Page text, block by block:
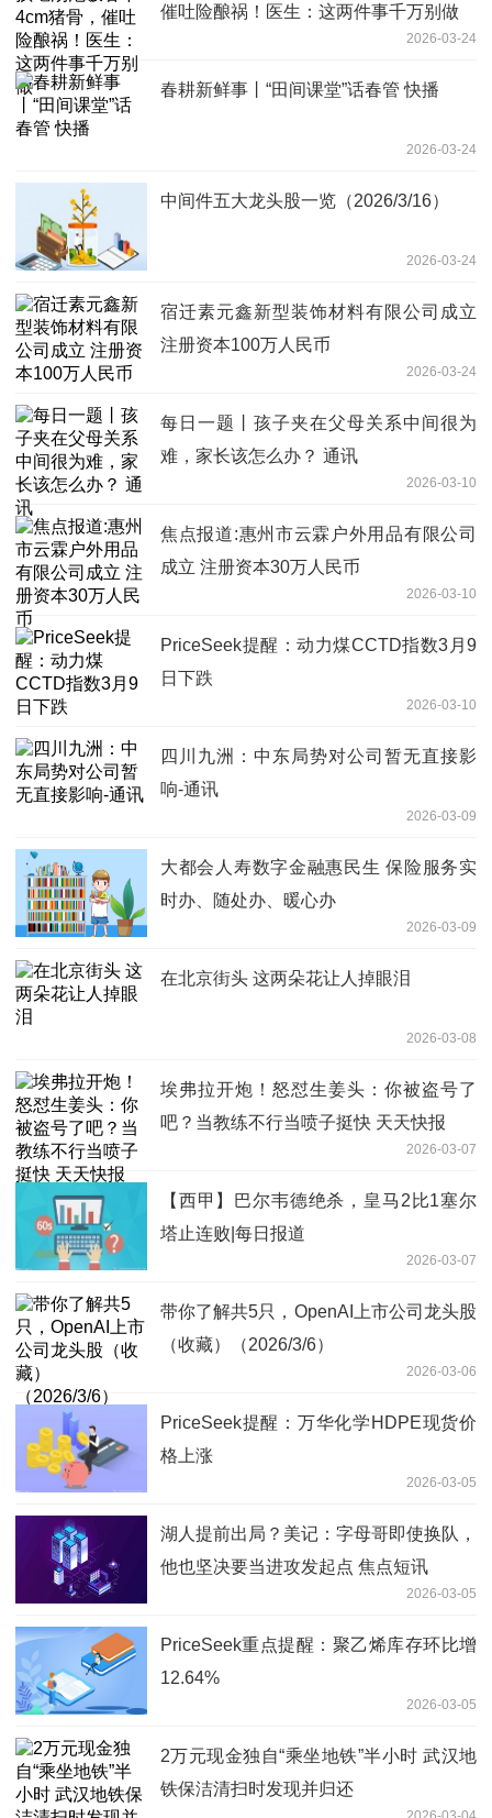
催吐险酿祸！医生：这两件事千万别做
2026-03-24
春耕新鲜事丨“田间课堂”话春管 快播
2026-03-24
中间件五大龙头股一览（2026/3/16）
2026-03-24
宿迁素元鑫新型装饰材料有限公司成立
注册资本100万人民币
2026-03-24
每日一题丨孩子夹在父母关系中间很为
难，家长该怎么办？ 通讯
2026-03-10
焦点报道:惠州市云霖户外用品有限公司
成立 注册资本30万人民币
2026-03-10
PriceSeek提醒：动力煤CCTD指数3月9
日下跌
2026-03-10
四川九洲：中东局势对公司暂无直接影
响-通讯
2026-03-09
大都会人寿数字金融惠民生 保险服务实
时办、随处办、暖心办
2026-03-09
在北京街头 这两朵花让人掉眼泪
2026-03-08
埃弗拉开炮！怒怼生姜头：你被盗号了
吧？当教练不行当喷子挺快 天天快报
2026-03-07
【西甲】巴尔韦德绝杀，皇马2比1塞尔
塔止连败|每日报道
2026-03-07
带你了解共5只，OpenAI上市公司龙头股
（收藏）（2026/3/6）
2026-03-06
PriceSeek提醒：万华化学HDPE现货价
格上涨
2026-03-05
湖人提前出局？美记：字母哥即使换队，
他也坚决要当进攻发起点 焦点短讯
2026-03-05
PriceSeek重点提醒：聚乙烯库存环比增
12.64%
2026-03-05
2万元现金独自“乘坐地铁”半小时 武汉地
铁保洁清扫时发现并归还